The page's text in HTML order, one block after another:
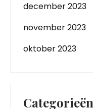
december 2023
november 2023
oktober 2023
Categorieën